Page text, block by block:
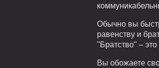
Обычно вы
равенству и
"Братство" –
Вы обожаете